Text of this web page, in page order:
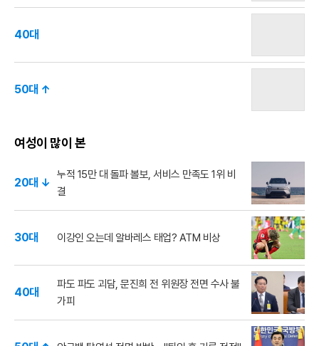
40대
50대 ↑
여성이 많이 본
20대 ↓
누적 15만 대 돌파 볼보, 서비스 만족도 1위 비
결
30대 이강인 오는데 알바레스 태업? ATM 비상
40대
파도 파도 괴담, 문진희 전 위원장 전면 수사 불
가피